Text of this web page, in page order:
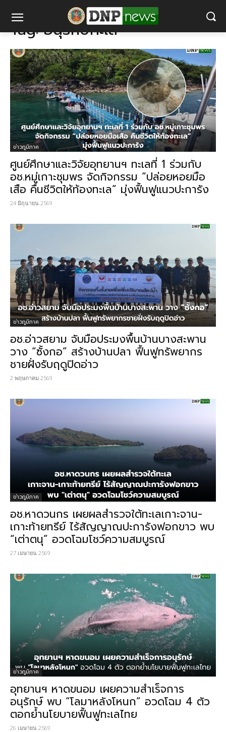
Tag:อนุรักษ์ทะเล
ข่าวภูมิภาค
ศูนย์ศึกษาและวิจัยอุทยานฯ ทะเลที่ 1 ร่วมกับ
อช.หมู่เกาะชุมพร จัดกิจกรรม “ปล่อยหอยมือ
เสือ คืนชีวิตให้ท้องทะเล” มุ่งฟื้นฟูแนวปะการัง
24 มิถุนายน 2569
ข่าวภูมิภาค
อช.อ่าวสยาม จับมือประมงพื้นบ้านบางสะพาน
วาง “ซั้งกอ” สร้างบ้านปลา ฟื้นฟูทรัพยากร
ชายฝั่งรับฤดูปิดอ่าว
2 พฤษภาคม 2569
ข่าวภูมิภาค
อช.หาดวนกร เผยผลสำรวจใต้ทะเลเกาะจาน-
เกาะท้ายทรีย์ ไร้สัญญาณปะการังฟอกขาว พบ
“เต่าตนุ” อวดโฉมโชว์ความสมบูรณ์
27 เมษายน 2569
ข่าวภูมิภาค
อุทยานฯ หาดขนอม เผยความสำเร็จการ
อนุรักษ์ พบ “โลมาหลังโหนก” อวดโฉม 4 ตัว
ตอกย้ำนโยบายฟื้นฟูทะเลไทย
26 เมษายน 2569